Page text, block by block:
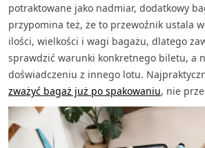
potraktowane jako nadmiar, dodatkowy
przypomina też, że to przewoźnik ustala
ilości, wielkości i wagi bagażu, dlatego
sprawdzić warunki konkretnego biletu, a
doświadczeniu z innego lotu.
zważyć bagaż już po spakowaniu, nie